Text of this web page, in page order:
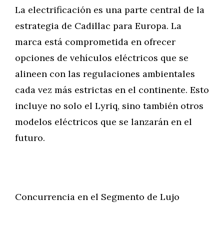
La electrificación es una parte central de la
estrategia de Cadillac para Europa. La
marca está comprometida en ofrecer
opciones de vehículos eléctricos que se
alineen con las regulaciones ambientales
cada vez más estrictas en el continente. Esto
incluye no solo el Lyriq, sino también otros
modelos eléctricos que se lanzarán en el
futuro.
Concurrencia en el Segmento de Lujo